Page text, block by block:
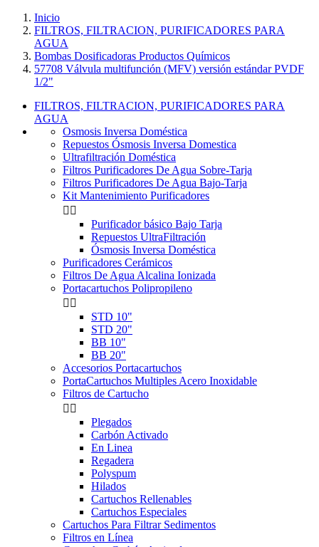
Inicio
FILTROS, FILTRACION, PURIFICADORES PARA
AGUA
Bombas Dosificadoras Productos Químicos
57708 Válvula multifunción (MFV) versión estándar PVDF
1/2"
FILTROS, FILTRACION, PURIFICADORES PARA
AGUA
Osmosis Inversa Doméstica
Repuestos Ósmosis Inversa Domestica
Ultrafiltración Doméstica
Filtros Purificadores De Agua Sobre-Tarja
Filtros Purificadores De Agua Bajo-Tarja
Kit Mantenimiento Purificadores
 
Purificador básico Bajo Tarja
Repuestos UltraFiltración
Ósmosis Inversa Doméstica
Purificadores Cerámicos
Filtros De Agua Alcalina Ionizada
Portacartuchos Polipropileno
 
STD 10"
STD 20"
BB 10"
BB 20"
Accesorios Portacartuchos
PortaCartuchos Multiples Acero Inoxidable
Filtros de Cartucho
 
Plegados
Carbón Activado
En Linea
Regadera
Polyspum
Hilados
Cartuchos Rellenables
Cartuchos Especiales
Cartuchos Para Filtrar Sedimentos
Filtros en Línea